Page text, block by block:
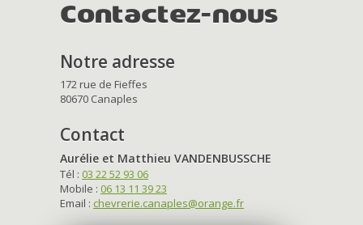
Contactez-nous
Notre adresse
172 rue de Fieffes
80670 Canaples
Contact
Aurélie et Matthieu VANDENBUSSCHE
Tél : 03 22 52 93 06
Mobile : 06 13 11 39 23
Email : chevrerie.canaples@orange.fr